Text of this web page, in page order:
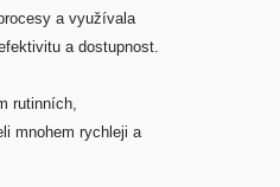
a využívala
a dostupnost.
rutinních,
mnohem rychleji a